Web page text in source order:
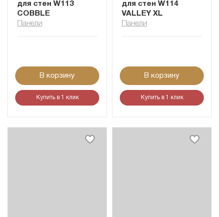
для стен W113
COBBLE
Панели
В корзину
Купить в 1 клик
для стен W114
VALLEY XL
Панели
В корзину
Купить в 1 клик